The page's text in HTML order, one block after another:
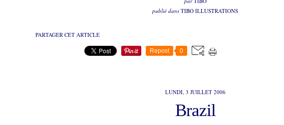
publié dans TIBO ILLUSTRATIONS
PARTAGER CET ARTICLE
Repost 0
LUNDI, 3 JUILLET 2006
Brazil